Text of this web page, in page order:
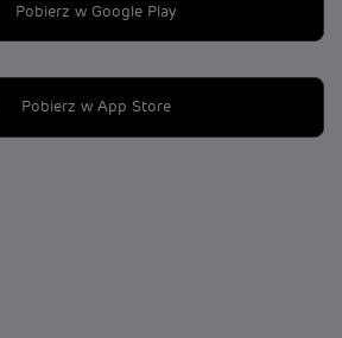
Pobierz w Google Play
Pobierz w App Store